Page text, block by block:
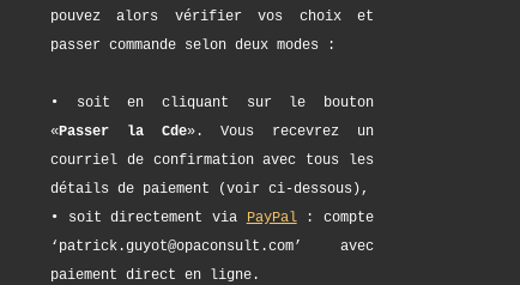
pouvez alors vérifier vos choix et
passer commande selon deux modes :
• soit en cliquant sur le bouton
«Passer la Cde». Vous recevrez un
courriel de confirmation avec tous les
détails de paiement (voir ci-dessous),
• soit directement via PayPal: compte
‘patrick.guyot@opaconsult.com’ avec
paiement direct en ligne.